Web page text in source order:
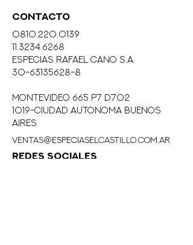
CONTACTO
0810.220.0139
11.3234.6268
eSPECIAS RAFAEL CANO S.A.
30-63135628-8
MONTEVIDEO 665 P7 D702
1019-CIUDAD AUTONOMA BUENOS
AIRES
ventas@especiaselcastillo.com.ar
REDES SOCIALES